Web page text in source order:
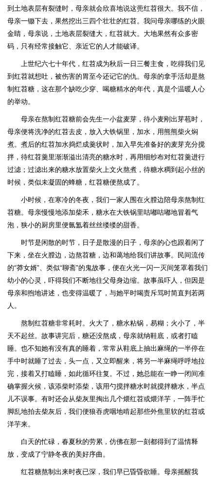
到土地表层有裂缝时，母亲就会欣喜地说这蔸红苕很大。我不信，
母亲一锄下去，果然挖出三四个壮壮的红苕。我问母亲哪练的火眼
金睛，母亲说，土地表层裂缝大，红苕就大。大地果然有众多密
码，只有经常接触它、亲近它的人才能破译。
上世纪六七十年代，红苕成为秋后一日三餐主食，吃得我们见
到红苕就想吐，被伤害的胃至今还记它的仇。母亲的拿手活却是熬
制红苕糖，这在那个缺吃少穿、喝糖精水的年代，真是个温暖人心
的举动。
母亲在熬制红苕糖前会先生一小盆麦芽，待小麦刚出芽苞时，
母亲便将洗净的红苕去皮，放入大铁锅里，加水，用熊熊柴火焖
煮。煮后的红苕加水捣烂成羹状时，加入早先准备好的麦芽充分搅
拌，待红苕羹里渐渐溢出清亮的糖水时，再用细纱布对红苕羹进行
过滤；过滤出来的糖水放置柴火上文火熬煮，待糖水稠到起小丝的
时候，类似未凝固的蜂糖，红苕糖便熬成了。
小时候，在寒冷的冬夜，我们一家人围在火膛边陪母亲熬制红
苕糖。母亲慢慢地添加柴禾，糖水在大铁锅里咕嘟咕嘟地冒着气
泡，狭小的厨房里便氤氲着丝丝缕缕的甜香。
时节是闲散的时节，日子是散漫的日子，母亲的心也跟着闲了
下来，坐在火膛边，边熬苕糖，边和蔼地给我们讲故事。民间流传
的“莽女婿”、类似“聊斋”的鬼故事，便在火光一闪一灭间笼罩着我们
幼小的心灵，吓得我们不断地往父母身边缩。故事虽吓人，但因是
母亲和煦地讲述，也变得温暖了，与她平时喝责斥骂时简直判若两
人。
熬制红苕糖非常耗时。火大了，糖水粘锅，易糊；火小了，半
天不起丝。故事讲完后，糖还没熬成，母亲就纳鞋底，或者打瞌
睡。也不知她有没有真的睡着，常常从鞋底上抽出麻绳的一半停在
手中时就睡了过去，头一点，又立即醒来，将另一半麻绳呼呼地拉
完，接着又打瞌睡，如此循环往复。不过，她总能在一睁一闭间准
确掌握火候，该添柴时添柴，该用勺搅拌糖水时就搅拌糖水，半点
儿不误事。有时还会从柴灰里掏出几个煨红苕或煨洋芋，一阵手忙
脚乱地拍去柴灰后，我们便狼吞虎咽地啃起那些外焦里软的红苕或
洋芋来。
白天的忙碌，春夏秋的劳累，仿佛在那一刻都得到了温情释
放，变成了宁静冬夜的美好序曲。
红苕糖熬制出来时夜已深，我们早已昏昏欲睡。母亲摇醒我